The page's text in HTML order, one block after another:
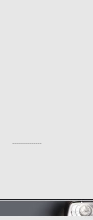
---------------